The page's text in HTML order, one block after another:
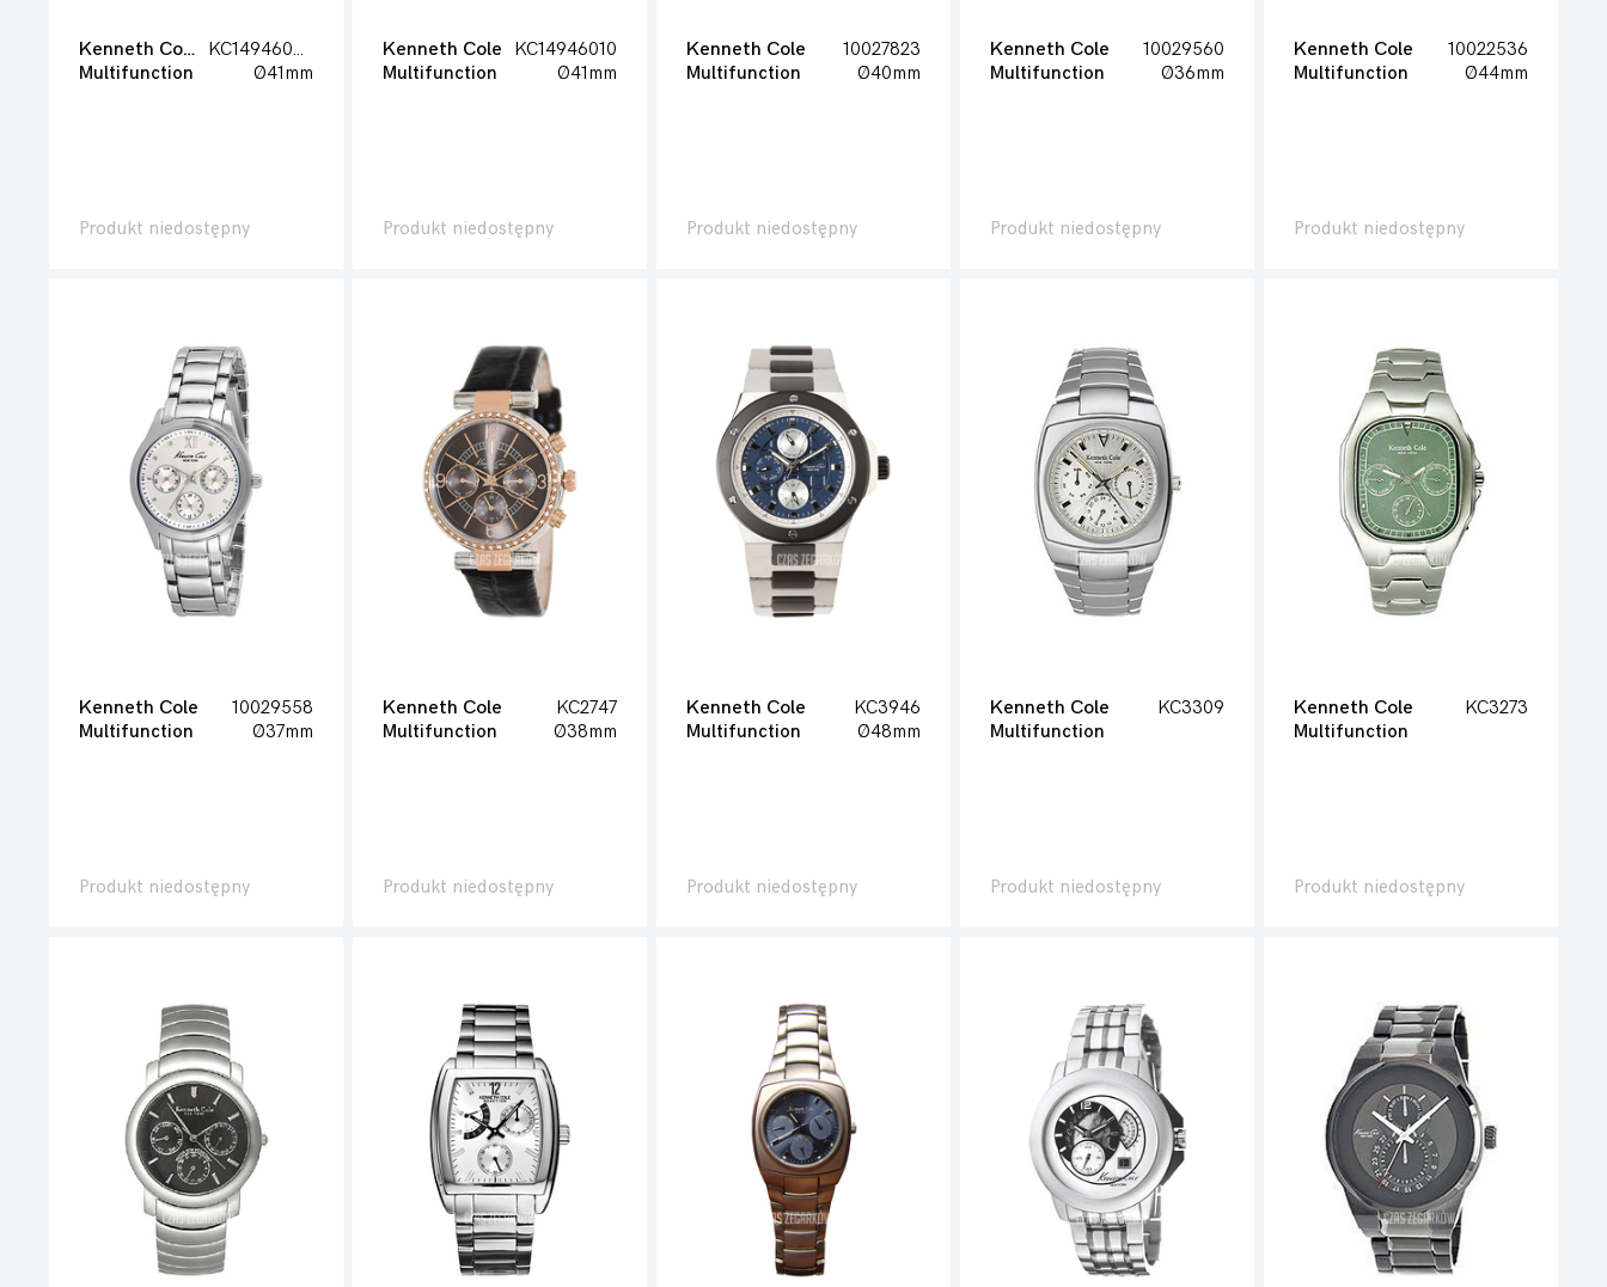
Kenneth Cole
KC14946006
Multifunction
Ø41mm
Produkt niedostępny
Kenneth Cole
KC14946010
Multifunction
Ø41mm
Produkt niedostępny
Kenneth Cole
10027823
Multifunction
Ø40mm
Produkt niedostępny
Kenneth Cole
10029560
Multifunction
Ø36mm
Produkt niedostępny
Kenneth Cole
10022536
Multifunction
Ø44mm
Produkt niedostępny
Kenneth Cole
10029558
Multifunction
Ø37mm
Produkt niedostępny
Kenneth Cole
KC2747
Multifunction
Ø38mm
Produkt niedostępny
Kenneth Cole
KC3946
Multifunction
Ø48mm
Produkt niedostępny
Kenneth Cole
KC3309
Multifunction
Produkt niedostępny
Kenneth Cole
KC3273
Multifunction
Produkt niedostępny